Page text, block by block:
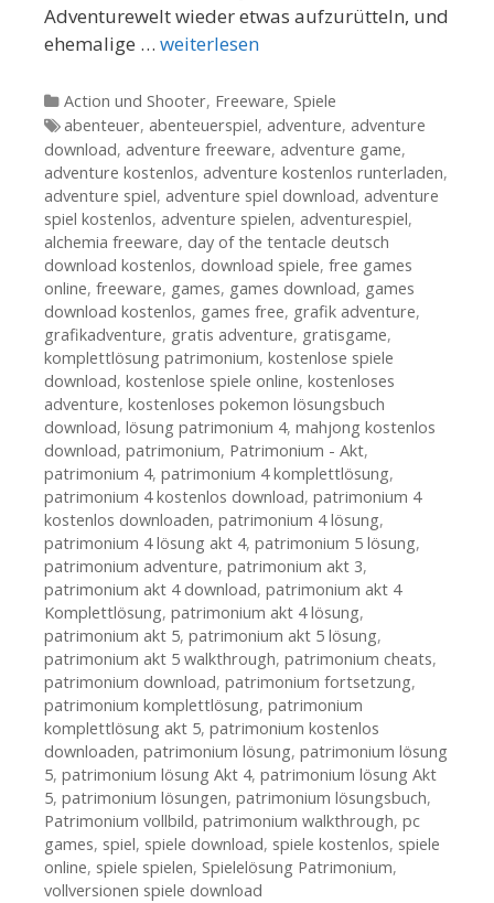
Adventurewelt wieder etwas aufzurütteln, und
ehemalige … weiterlesen
Kategorien
Action und Shooter, Freeware, Spiele
Tags
abenteuer, abenteuerspiel, adventure, adventure
download, adventure freeware, adventure game,
adventure kostenlos, adventure kostenlos runterladen,
adventure spiel, adventure spiel download, adventure
spiel kostenlos, adventure spielen, adventurespiel,
alchemia freeware, day of the tentacle deutsch
download kostenlos, download spiele, free games
online, freeware, games, games download, games
download kostenlos, games free, grafik adventure,
grafikadventure, gratis adventure, gratisgame,
komplettlösung patrimonium, kostenlose spiele
download, kostenlose spiele online, kostenloses
adventure, kostenloses pokemon lösungsbuch
download, lösung patrimonium 4, mahjong kostenlos
download, patrimonium, Patrimonium - Akt,
patrimonium 4, patrimonium 4 komplettlösung,
patrimonium 4 kostenlos download, patrimonium 4
kostenlos downloaden, patrimonium 4 lösung,
patrimonium 4 lösung akt 4, patrimonium 5 lösung,
patrimonium adventure, patrimonium akt 3,
patrimonium akt 4 download, patrimonium akt 4
Komplettlösung, patrimonium akt 4 lösung,
patrimonium akt 5, patrimonium akt 5 lösung,
patrimonium akt 5 walkthrough, patrimonium cheats,
patrimonium download, patrimonium fortsetzung,
patrimonium komplettlösung, patrimonium
komplettlösung akt 5, patrimonium kostenlos
downloaden, patrimonium lösung, patrimonium lösung
5, patrimonium lösung Akt 4, patrimonium lösung Akt
5, patrimonium lösungen, patrimonium lösungsbuch,
Patrimonium vollbild, patrimonium walkthrough, pc
games, spiel, spiele download, spiele kostenlos, spiele
online, spiele spielen, Spielelösung Patrimonium,
vollversionen spiele download